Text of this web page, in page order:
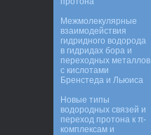
Межмолекулярные
взаимодействия
гидридного водорода
в гидридах бора и
переходных металлов
с кислотами
Бренстеда и Льюиса
Новые типы
водородных связей и
переход протона к π-
комплексам и